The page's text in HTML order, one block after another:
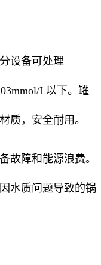
设备可处理
L以下。罐
质，安全耐用。
故障和能源浪费。
水质问题导致的锅